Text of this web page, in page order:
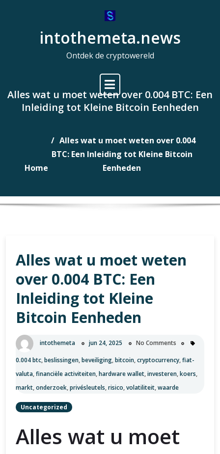
intothemeta.news
Ontdek de cryptowereld
Alles wat u moet weten over 0.004 BTC: Een
Inleiding tot Kleine Bitcoin Eenheden
Home
Alles wat u moet weten over 0.004
BTC: Een Inleiding tot Kleine Bitcoin
Eenheden
Alles wat u moet weten
over 0.004 BTC: Een
Inleiding tot Kleine
Bitcoin Eenheden
intothemeta jun 24, 2025 No Comments
0.004 btc,beslissingen,beveiliging,bitcoin,cryptocurrency,fiat-
valuta,financiële activiteiten,hardware wallet,investeren,koers,
markt,onderzoek,privésleutels,risico,volatiliteit,waarde
Uncategorized
Alles wat u moet